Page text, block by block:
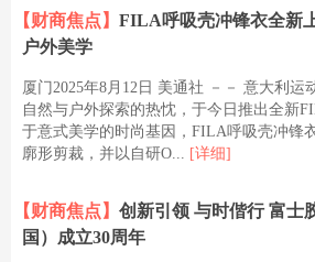
【财商焦点】 FILA呼吸壳冲锋衣全新
户外美学
厦门2025年8月12日 美通社 －－ 意大利
自然与户外探索的热忱，于今日推出全新
于意式美学的时尚基因，FILA呼吸壳冲锋
廓形剪裁，并以自研O... [详细]
【财商焦点】 创新引领 与时偕行 富士
国）成立30周年